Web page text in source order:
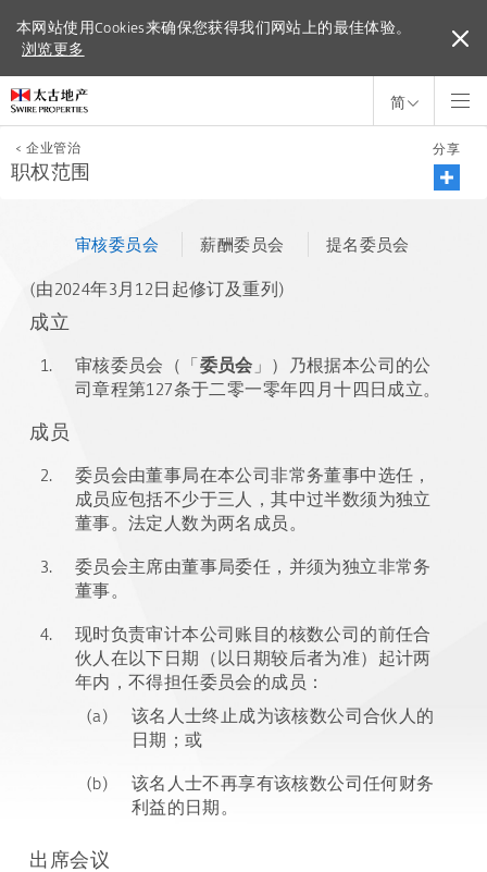
本网站使用Cookies来确保您获得我们网站上的最佳体验。
浏览更多
本网站使用Cookies来确保您获得我们网站上的最佳体验。
浏览更多
简
< 企业管治
职权范围
分享
审核委员会 薪酬委员会 提名委员会
(由2024年3月12日起修订及重列)
成立
1. 审核委员会（「委员会 」）乃根据本公司的公
司章程第127条于二零一零年四月十四日成立。
成员
2.
委员会由董事局在本公司非常务董事中选任，
成员应包括不少于三人，其中过半数须为独立
董事。法定人数为两名成员。
3.
委员会主席由董事局委任，并须为独立非常务
董事。
4.
现时负责审计本公司账目的核数公司的前任合
伙人在以下日期（以日期较后者为准）起计两
年内，不得担任委员会的成员：
(a)
该名人士终止成为该核数公司合伙人的
日期；或
(b)
该名人士不再享有该核数公司任何财务
利益的日期。
出席会议